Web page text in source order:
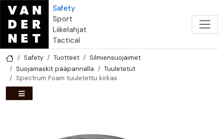
Hyppää pääsisältöön
Safety
Sport
Liikelahjat
Tactical
Safety Tuotteet
Silmiensuojaimet
Suojamaskit pääpannalla
Tuuletetut
Spectrum Foam tuuletettu kirkas